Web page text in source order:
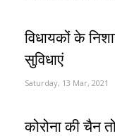
विधायकों के
सुविधाएं
Saturday, 13 Mar, 2021
कोरोना की चैन